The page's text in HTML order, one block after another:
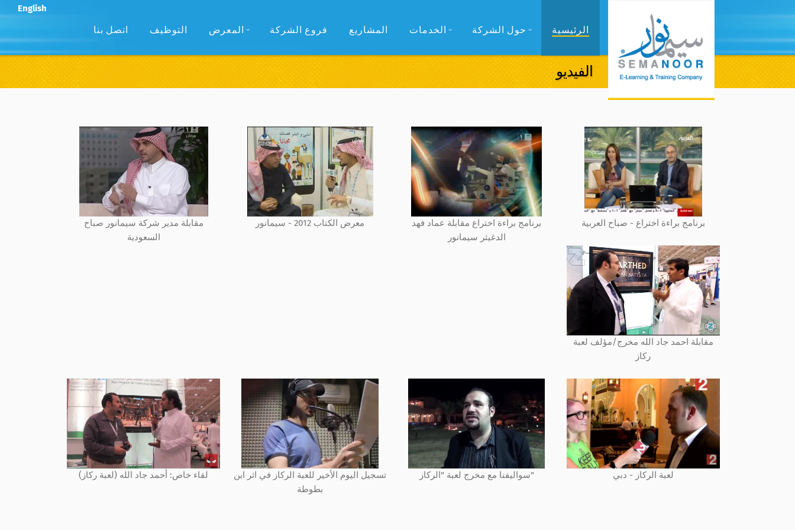
English
اتصل بنا التوظيف المعرض فروع الشركة المشاريع الخدمات حول الشركة الرئيسية
الفيديو
مقابلة مدير شركة سيمانور صباح
السعودية
معرض الكتاب 2012 - سيمانور
برنامج براءة اختراع مقابلة عماد فهد
الدغيثر سيمانور
برنامج براءة اختراع - صباح العربية
مقابلة احمد جاد الله مخرج/مؤلف لعبة
ركاز
لقاء خاص: أحمد جاد الله (لعبة ركاز)
تسجيل اليوم الأخير للعبة الركاز في اثر ابن
بطوطة
سواليفنا مع مخرج لعبة "الركاز" لعبة الركاز - دبي